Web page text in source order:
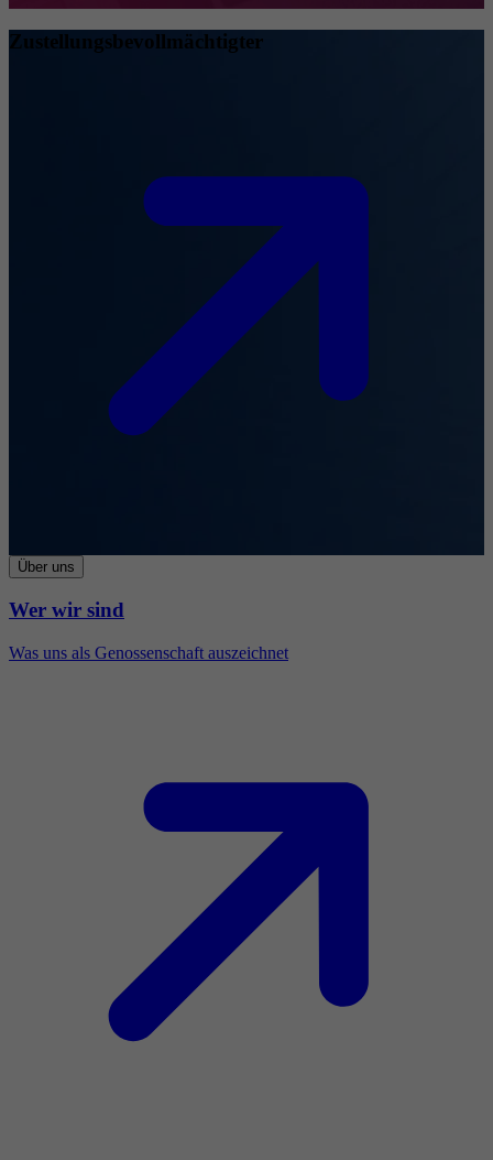
Zustellungsbevollmächtigter
Über uns
Wer wir sind
Was uns als Genossenschaft auszeichnet